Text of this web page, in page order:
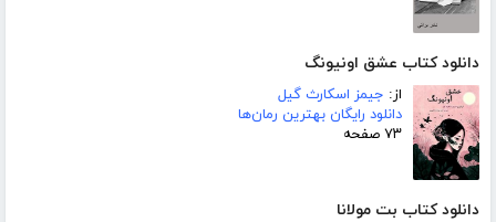
دانلود کتاب عشق اونیونگ
از: جیمز اسکارث گیل
دانلود رایگان بهترین رمان‌ها
۷۳ صفحه
دانلود کتاب بت مولانا